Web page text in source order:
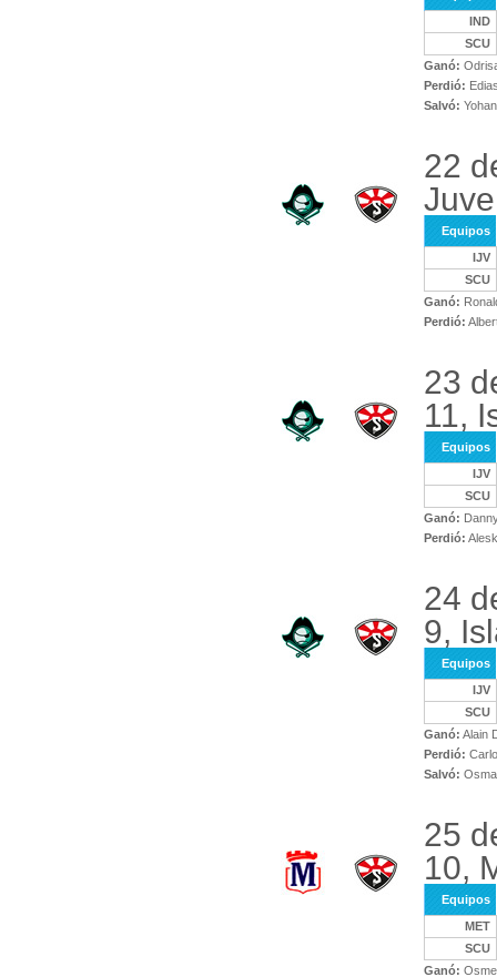
IND
SCU
Ganó:
Perdió:
Salvó:
22
Equipos
IJV
SCU
Ganó:
Perdió:
23
11,
Equipos
IJV
SCU
Ganó:
Perdió:
24
9,
Equipos
IJV
SCU
Ganó: Alain
Perdió:
Salvó:
25
10,
Equipos
MET
SCU
Ganó: